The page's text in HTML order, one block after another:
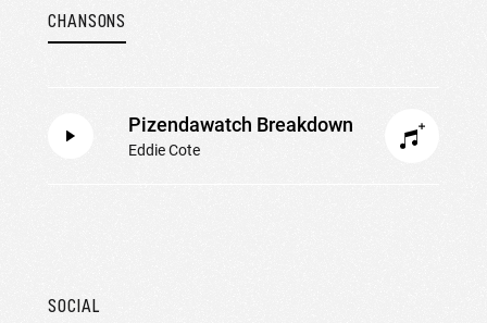
CHANSONS
Pizendawatch Breakdown
Eddie Cote
SOCIAL